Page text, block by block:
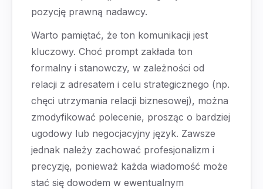
pozycję prawną nadawcy.
Warto pamiętać, że ton komunikacji jest
kluczowy. Choć prompt zakłada ton
formalny i stanowczy, w zależności od
relacji z adresatem i celu strategicznego (np.
chęci utrzymania relacji biznesowej), można
zmodyfikować polecenie, prosząc o bardziej
ugodowy lub negocjacyjny język. Zawsze
jednak należy zachować profesjonalizm i
precyzję, ponieważ każda wiadomość może
stać się dowodem w ewentualnym